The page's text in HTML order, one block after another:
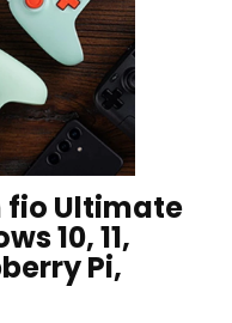
fio Ultimate
10, 11,
Pi,